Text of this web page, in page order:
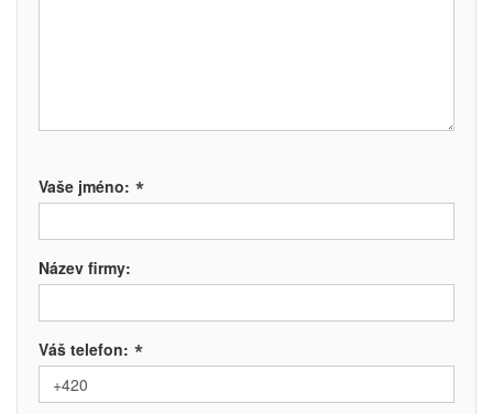
Vaše jméno: *
Název firmy:
Váš telefon: *